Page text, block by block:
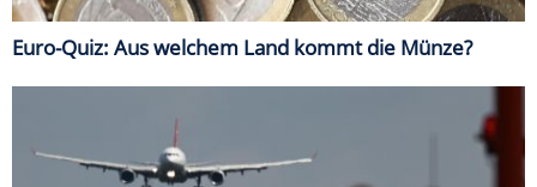
Euro-Quiz: Aus welchem Land kommt die Münze?